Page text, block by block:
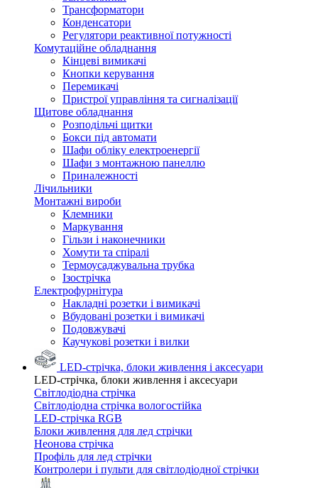
Трансформатори
Конденсатори
Регулятори реактивної потужності
Комутаційне обладнання
Кінцеві вимикачі
Кнопки керування
Перемикачі
Пристрої управління та сигналізації
Щитове обладнання
Розподільчі щитки
Бокси під автомати
Шафи обліку електроенергії
Шафи з монтажною панеллю
Приналежності
Лічильники
Монтажні вироби
Клемники
Маркування
Гільзи і наконечники
Хомути та спіралі
Термоусаджувальна трубка
Ізострічка
Електрофурнітура
Накладні розетки і вимикачі
Вбудовані розетки і вимикачі
Подовжувачі
Каучукові розетки і вилки
LED-стрічка, блоки живлення і аксесуари
LED-стрічка, блоки живлення і аксесуари
Світлодіодна стрічка
Світлодіодна стрічка вологостійка
LED-стрічка RGB
Блоки живлення для лед стрічки
Неонова стрічка
Профіль для лед стрічки
Контролери і пульти для світлодіодної стрічки